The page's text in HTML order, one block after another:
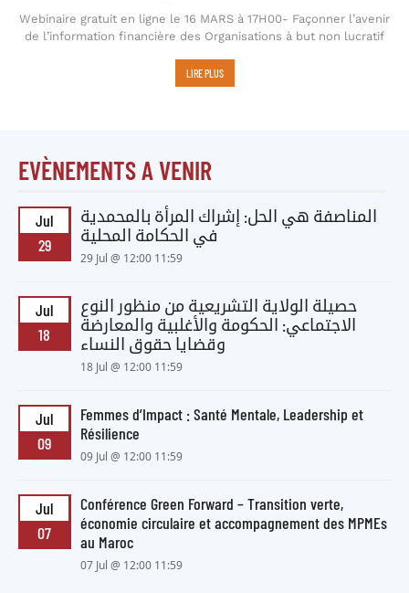
Webinaire gratuit en ligne le 16 MARS à 17H00- Façonner l’avenir
de l’information financière des Organisations à but non lucratif
LIRE PLUS
EVÈNEMENTS A VENIR
Jul
29
المناصفة هي الحل: إشراك المرأة بالمحمدية
في الحكامة المحلية
29 Jul @ 12:00 11:59
Jul
18
حصيلة الولاية التشريعية من منظور النوع
الاجتماعي: الحكومة والأغلبية والمعارضة
وقضايا حقوق النساء
18 Jul @ 12:00 11:59
Jul
09
Femmes d’Impact : Santé Mentale, Leadership et
Résilience
09 Jul @ 12:00 11:59
Jul
07
Conférence Green Forward – Transition verte,
économie circulaire et accompagnement des MPMEs
au Maroc
07 Jul @ 12:00 11:59